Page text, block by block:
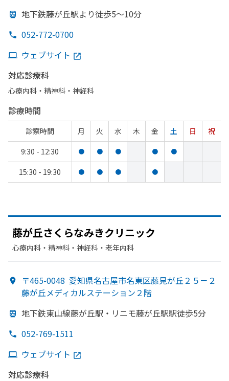
地下鉄藤が丘駅より徒歩5〜10分
052-772-0700
ウェブサイト
対応診療科
心療内科・​精神科・神経科
診療時間
診察時間 月 火 水 木 金 土 日
祝
9:30 - 12:30
● ● ● ● ●
15:30 - 19:30 ● ● ● ●
藤が丘さくらなみきクリニック
心療内科・​精神科・神経科・​老年内科
〒465-0048 愛知県名古屋市名東区藤見が丘２５－２
藤が丘メディカルステーション２階
地下鉄東山線藤が丘駅・リニモ藤が丘駅駅徒歩5分
052-769-1511
ウェブサイト
対応診療科